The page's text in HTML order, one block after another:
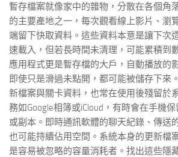
暫存檔案就像家中的雜物，分散在各個角
的主要產地之一，每次觀看線上影片、瀏
端留下快取資料。這些資料本意是讓下次
速載入，但若長時間未清理，可能累積到
應用程式更是暫存檔的大戶，自動播放的
即使只是滑過未點開，都可能被儲存下來
新檔案與關卡資料，也常在使用後殘留於
務如Google相簿或iCloud，有時會在手機
或副本。即時通訊軟體的聊天紀錄、傳送
也可能持續佔用空間。系統本身的更新檔
是容易被忽略的容量消耗者。找出這些隱